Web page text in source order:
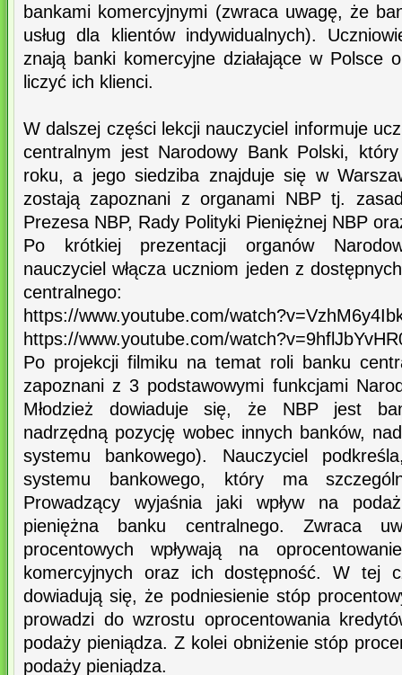
bankami komercyjnymi (zwraca uwagę, że
usług dla klientów indywidualnych).
znają banki komercyjne działające w Polsce
liczyć ich klienci.
W dalszej części lekcji nauczyciel informuje
centralnym jest Narodowy Bank Polski, który
roku, a jego siedziba znajduje się w
zostają zapoznani z organami NBP tj.
Prezesa NBP, Rady Polityki Pieniężnej NBP
Po krótkiej prezentacji organów
nauczyciel włącza uczniom jeden z
centralnego:
https://www.youtube.com/
https://www.youtube.com/
Po projekcji filmiku na temat roli banku
zapoznani z 3 podstawowymi funkcjami
Młodzież dowiaduje się, że NBP jest
nadrzędną pozycję wobec innych banków,
systemu bankowego). Nauczyciel
systemu bankowego, który ma
Prowadzący wyjaśnia jaki wpływ na
pieniężna banku centralnego. Zwraca
procentowych wpływają na
komercyjnych oraz ich dostępność. W tej
dowiadują się, że podniesienie stóp
prowadzi do wzrostu oprocentowania
podaży pieniądza. Z kolei obniżenie stóp
podaży pieniądza.